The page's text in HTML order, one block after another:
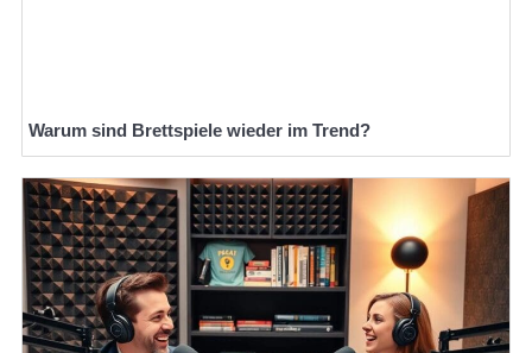
Warum sind Brettspiele wieder im Trend?